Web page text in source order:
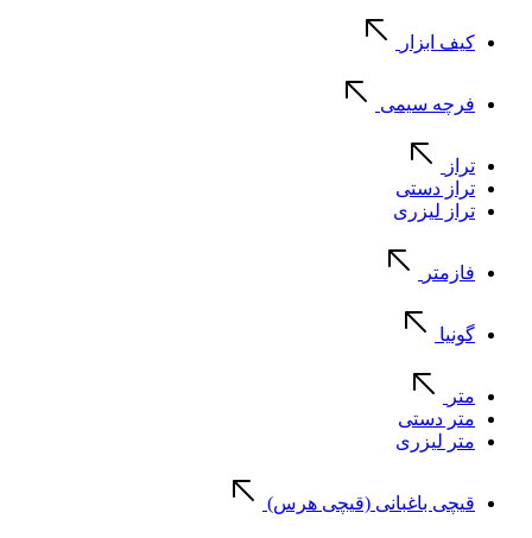
کیف ابزار
فرچه سیمی
تراز
تراز دستی
تراز لیزری
فازمتر
گونیا
متر
متر دستی
متر لیزری
قیچی باغبانی (قیچی هرس)